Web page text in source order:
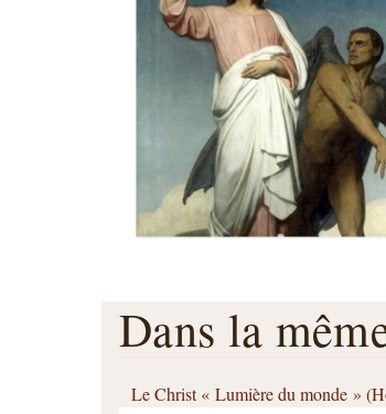
Dans la
Le Christ « Lumière du monde »